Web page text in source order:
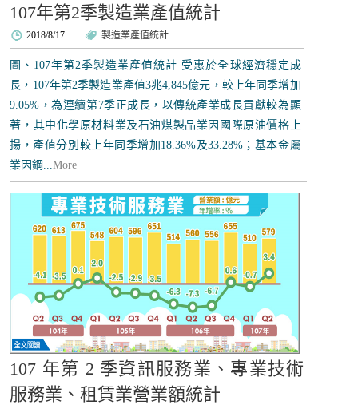
107年第2季製造業產值統計
2018/8/17 製造業產值統計
圖、107年第2季製造業產值統計 受惠於全球經濟穩定成
長，107年第2季製造業產值3兆4,845億元，較上年同季增加
9.05%，為連續第7季正成長，以傳統產業成長貢獻較為顯
著，其中化學原材料業及石油煤製品業因國際原油價格上
揚，產值分別較上年同季增加18.36%及33.28%；基本金屬
業因鋼...More
107 年第 2 季資訊服務業、專業技術
服務業、租賃業營業額統計